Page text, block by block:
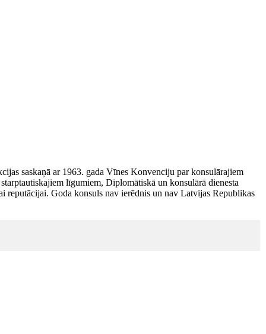
saskaņā ar 1963. gada Vīnes Konvenciju par konsulārajiem
līgumiem, Diplomātiskā un konsulārā dienesta
reputācijai. Goda konsuls nav ierēdnis un nav Latvijas Republikas